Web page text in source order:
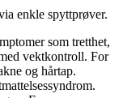
enkle spyttprøver.
som tretthet,
vektkontroll. For
og hårtap.